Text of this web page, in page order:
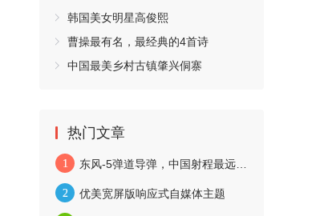
韩国美女明星高俊熙
曹操最有名，最经典的4首诗
中国最美乡村古镇肇兴侗寨
热门文章
1 东风-5弹道导弹，中国射程最远的导弹
2 优美宽屏版响应式自媒体主题